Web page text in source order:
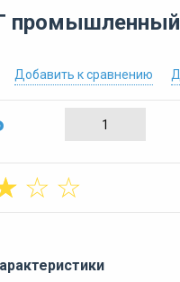
промышленный
Добавить к сравнению
☆
☆